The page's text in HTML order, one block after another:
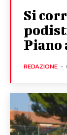
Si
Piano
REDAZIONE -